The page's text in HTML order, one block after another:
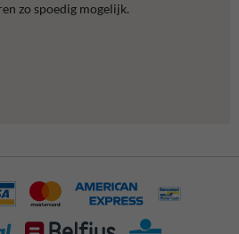
zo spoedig mogelijk.